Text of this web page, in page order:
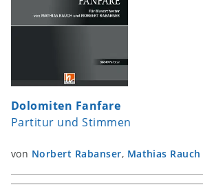
Dolomiten Fanfare
Partitur und Stimmen
von Norbert Rabanser, Mathias Rauch